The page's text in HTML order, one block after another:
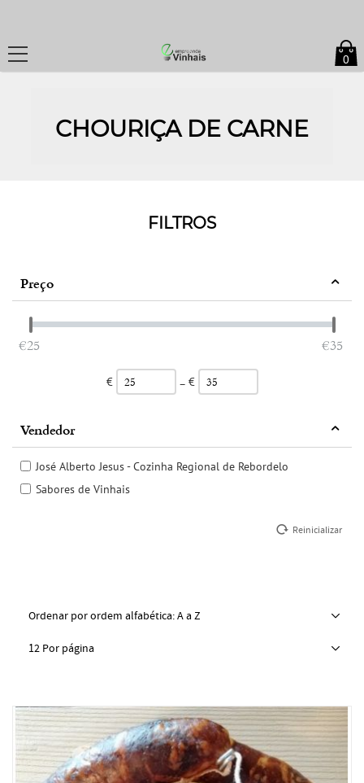
0
CHOURIÇA DE CARNE
FILTROS
Preço
€ – €
‎€25 ‎€35
Vendedor
José Alberto Jesus - Cozinha Regional de Rebordelo
Sabores de Vinhais
Reinicializar
Ordenar por ordem alfabética: A a Z
12 Por página